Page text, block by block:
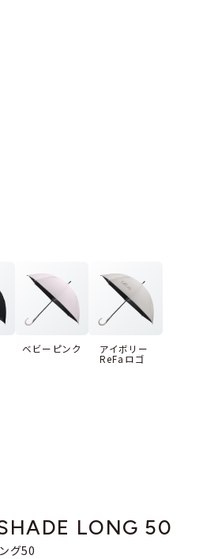
LONG 50
グ50
ベビーピンク アイボリー
ReFaロゴ